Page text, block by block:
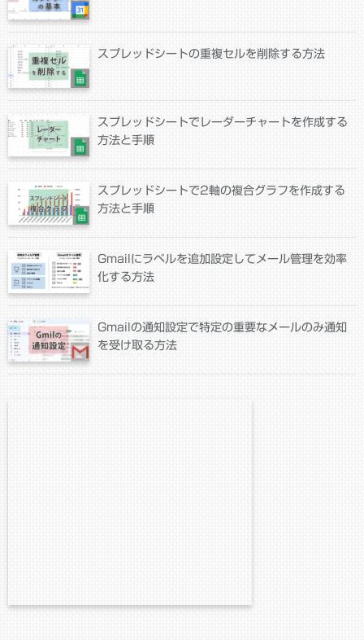
スプレッドシートの重複セルを削除する方法
スプレッドシートでレーダーチャートを作成する
方法と手順
スプレッドシートで2軸の複合グラフを作成する
方法と手順
Gmailにラベルを追加設定してメール管理を効率
化する方法
Gmailの通知設定で特定の重要なメールのみ通知
を受け取る方法